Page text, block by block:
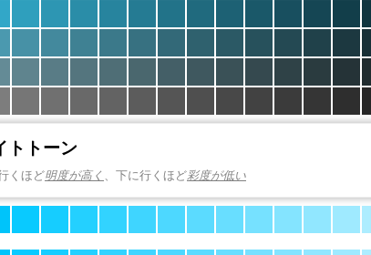
トトーン
くほど明度が高く 、下に行くほど彩度が低い